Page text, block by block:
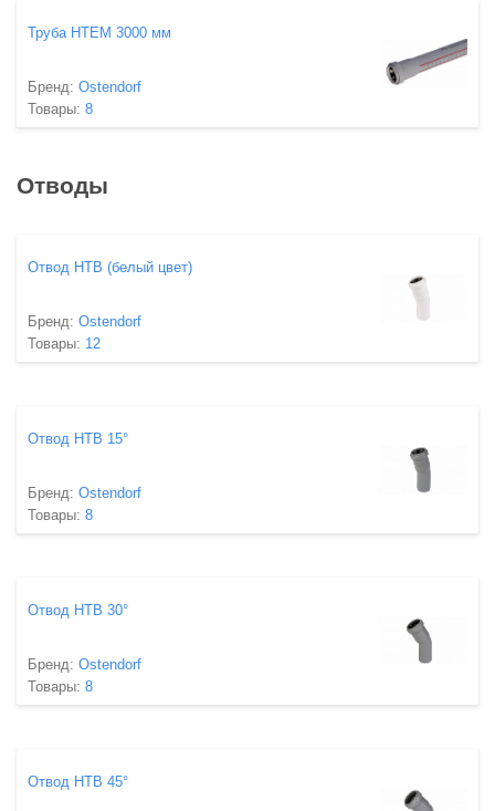
Труба HTEM 3000 мм
Бренд: Ostendorf
Товары: 8
Отводы
Отвод HTB (белый цвет)
Бренд: Ostendorf
Товары: 12
Отвод HTB 15°
Бренд: Ostendorf
Товары: 8
Отвод HTB 30°
Бренд: Ostendorf
Товары: 8
Отвод HTB 45°